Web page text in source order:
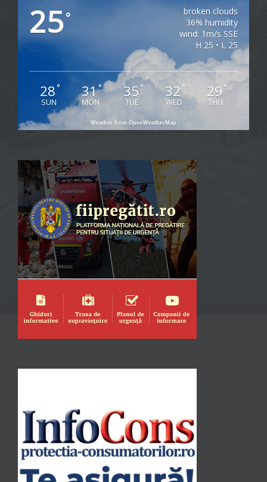
25°
broken clouds
36% humidity
wind: 1m/s SSE
H 25 • L 25
28°
SUN
31°
MON
35°
TUE
32 °
WED
29 °
THU
Weather from OpenWeatherMap